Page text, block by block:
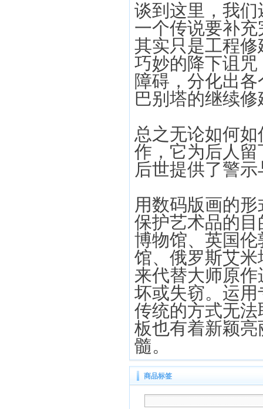
谈到这里，我
一个传说要补
其实只是工程
巧妙的降下诅
障碍，分化出
巴别塔的继续修
总之无论如何
作，它为后人
后世提供了警
用数码版画的
保护艺术品的
博物馆、英国
馆、俄罗斯艾
来代替大师原
坏或失窃。运
传统的方式无
板也有着新颖
髓。
商品标签